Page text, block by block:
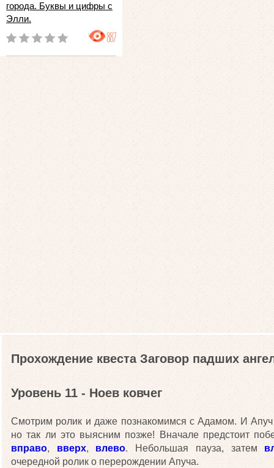
города. Буквы и цифры с
Элли.
887
Прохождение квеста Заговор падших
Уровень 11 - Ноев ковчег
Смотрим ролик и даже познакомимся с Адамом. И
но так ли это выясним позже! Вначале предстоит
вправо, вверх, влево. Небольшая пауза, затем
очередной ролик о перерождении Апуча.